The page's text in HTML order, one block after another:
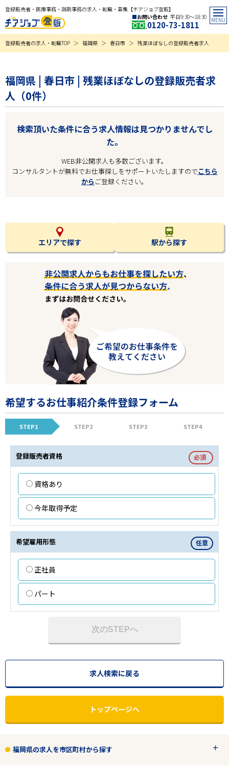
登録販売者・医療事務・調剤事務の求人・転職・募集【チアジョブ登販】
お問い合わせ 平日9:30〜18:30
0120-73-1811
登録販売者の求人・転職TOP 福岡県 春日市 残業ほぼなしの登録販売者求人
福岡県 | 春日市 | 残業ほぼなしの登録販売者求
人（0件）
検索頂いた条件に合う求人情報は見つかりませんでし
た。
WEB非公開求人も多数ございます。
コンサルタントが無料でお仕事探しをサポートいたしますのでこちら
から ご登録ください。
エリアで探す 駅から探す
希望するお仕事紹介条件登録フォーム
STEP1 STEP2 STEP3 STEP4
登録販売者資格 必須
資格あり
今年取得予定
希望雇用形態 任意
正社員
パート
次のSTEPへ
求人検索に戻る
トップページへ
福岡県の求人を市区町村から探す